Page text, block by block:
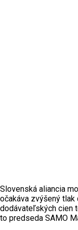
Slovenská aliancia
očakáva zvýšený
dodávateľských cien
to predseda SAMO